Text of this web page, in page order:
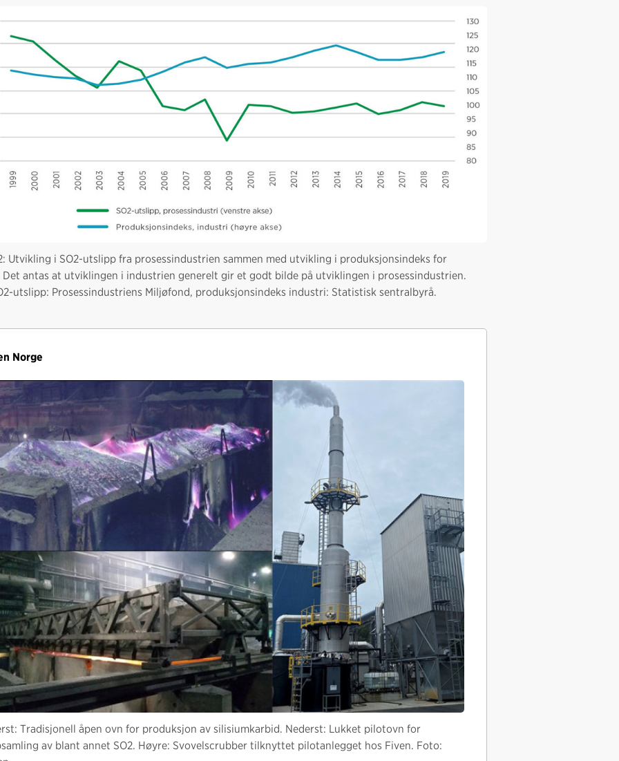
Utvikling i SO2-utslipp fra prosessindustrien sammen med utvikling i produksjonsindeks for
antas at utviklingen i industrien generelt gir et godt bilde på utviklingen i prosessindustrien.
utslipp: Prosessindustriens Miljøfond, produksjonsindeks industri: Statistisk sentralbyrå.
Norge
Tradisjonell åpen ovn for produksjon av silisiumkarbid. Nederst: Lukket pilotovn for
av blant annet SO2. Høyre: Svovelscrubber tilknyttet pilotanlegget hos Fiven. Foto: